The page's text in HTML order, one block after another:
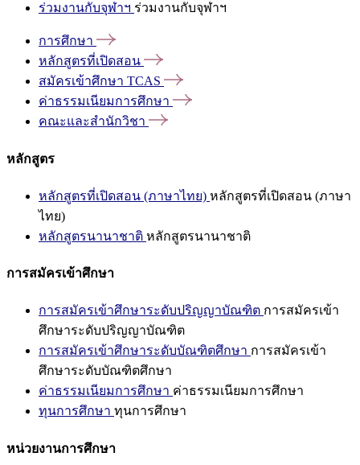
ร่วมงานกับจุฬาฯ ร่วมงานกับจุฬาฯ
การศึกษา
หลักสูตรที่เปิดสอน
สมัครเข้าศึกษา TCAS
ค่าธรรมเนียมการศึกษา
คณะและสำนักวิชา
หลักสูตร
หลักสูตรที่เปิดสอน (ภาษาไทย) หลักสูตรที่เปิดสอน (ภาษา
ไทย)
หลักสูตรนานาชาติ หลักสูตรนานาชาติ
การสมัครเข้าศึกษา
การสมัครเข้าศึกษาระดับปริญญาบัณฑิต การสมัครเข้า
ศึกษาระดับปริญญาบัณฑิต
การสมัครเข้าศึกษาระดับบัณฑิตศึกษา การสมัครเข้า
ศึกษาระดับบัณฑิตศึกษา
ค่าธรรมเนียมการศึกษา ค่าธรรมเนียมการศึกษา
ทุนการศึกษา ทุนการศึกษา
หน่วยงานการศึกษา